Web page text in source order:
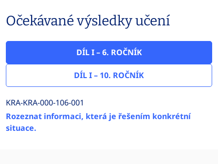
Očekávané výsledky učení
DÍL I – 6. ROČNÍK
DÍL I – 10. ROČNÍK
KRA-KRA-000-106-001
Rozeznat informaci, která je řešením konkrétní
situace.